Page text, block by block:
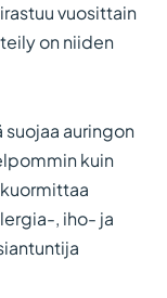
vuosittain
on niiden
auringon
kuin
, iho- ja